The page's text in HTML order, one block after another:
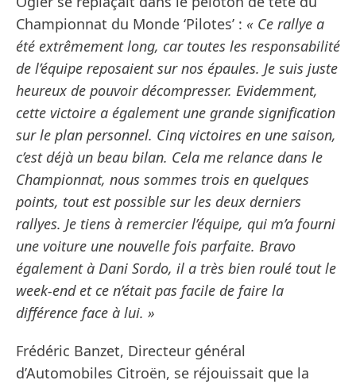
Championnat du Monde ‘Pilotes’ : « Ce rallye a
été extrêmement long, car toutes les responsabilité
de l’équipe reposaient sur nos épaules. Je suis juste
heureux de pouvoir décompresser. Evidemment,
cette victoire a également une grande signification
sur le plan personnel. Cinq victoires en une saison,
c’est déjà un beau bilan. Cela me relance dans le
Championnat, nous sommes trois en quelques
points, tout est possible sur les deux derniers
rallyes. Je tiens à remercier l’équipe, qui m’a fourni
une voiture une nouvelle fois parfaite. Bravo
également à Dani Sordo, il a très bien roulé tout le
week-end et ce n’était pas facile de faire la
différence face à lui. »
Frédéric Banzet, Directeur général
d’Automobiles Citroën, se réjouissait que la